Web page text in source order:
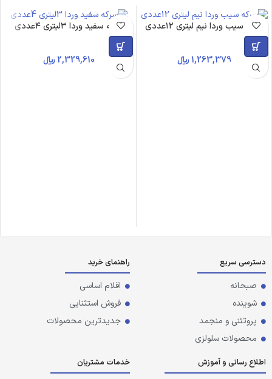
سرکه سیب وردا نیم لیتری ۱۲عددی
1,263,379﷼
سرکه سفید وردا ۳لیتری ۴عددی
2,329,610 ﷼
دسترسی سریع
صبحانه
شوینده
پروتئنی و منجمد
محصولات سلولزی
راهنمای خرید
اقلام اساسی
فروش استثنایی
جدیدترین محصولات
اطلاع رسانی و آموزش خدمات مشتریان